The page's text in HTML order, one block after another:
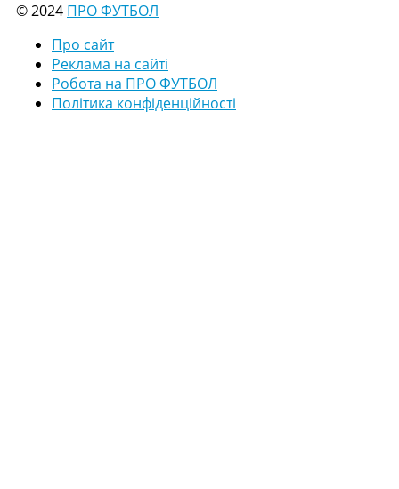
© 2024 ПРО ФУТБОЛ
Про сайт
Реклама на сайті
Робота на ПРО ФУТБОЛ
Політика конфіденційності